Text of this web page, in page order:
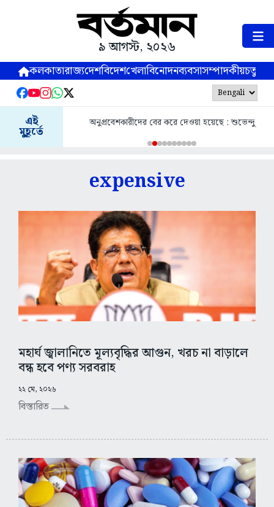
৯ আগস্ট, ২০২৬
কলকাতারাজ্যদেশবিদেশখেলাবিনোদনব্যবসাসম্পাদকীয়
এই
মুহূর্তে
অনুপ্রবেশকারীদের বের করে দেওয়া হয়েছে : শুভেন্দু
expensive
মহার্ঘ জ্বালানিতে মূল্যবৃদ্ধির আগুন, খরচ না বাড়ালে
বন্ধ হবে পণ্য সরবরাহ
২২ মে, ২০২৬
বিস্তারিত